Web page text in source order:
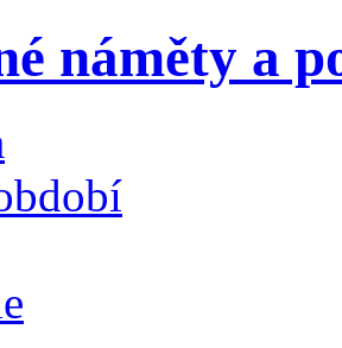
náměty a